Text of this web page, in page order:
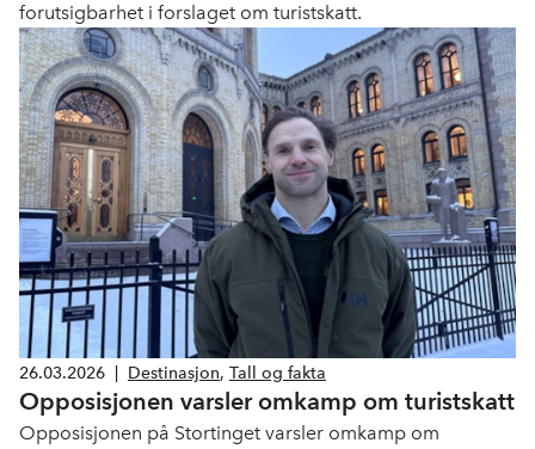
forutsigbarhet i forslaget om turistskatt.
26.03.2026 Destinasjon, Tall og fakta
Opposisjonen varsler omkamp om turistskatt
Opposisjonen på Stortinget varsler omkamp om